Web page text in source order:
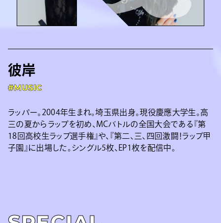
彼岸
#MUSIC
ラッパー。2004年生まれ。埼玉県出身。現役慶應大学生。高
三の夏からラップを初め、MCバトルの全国大会である『第
18回高校生ラップ選手権』や、『第二、三、四回激闘！ラップ甲
子園』に出場した。シングル5枚、EP1枚を配信中。